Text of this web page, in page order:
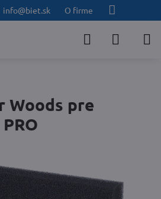
info@biet.sk O firme
Woods pre